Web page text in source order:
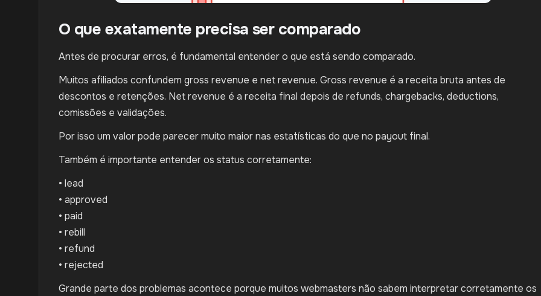
O que exatamente precisa ser comparado
Antes de procurar erros, é fundamental entender o que está sendo comparado.
Muitos afiliados confundem gross revenue e net revenue. Gross revenue é a receita bruta antes de
descontos e retenções. Net revenue é a receita final depois de refunds, chargebacks, deductions,
comissões e validações.
Por isso um valor pode parecer muito maior nas estatísticas do que no payout final.
Também é importante entender os status corretamente:
• lead
• approved
• paid
• rebill
• refund
• rejected
Grande parte dos problemas acontece porque muitos webmasters não sabem interpretar corretamente os